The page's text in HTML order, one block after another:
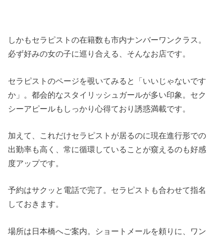
しかもセラピストの在籍数も市内ナンバーワンクラス。
必ず好みの女の子に巡り合える、そんなお店です。
セラピストのページを覗いてみると「いいじゃないです
か」。都会的なスタイリッシュガールが多い印象。セク
シーアピールもしっかり心得ており誘惑満載です。
加えて、これだけセラピストが居るのに現在進行形での
出勤率も高く、常に循環していることが窺えるのも好感
度アップです。
予約はサクッと電話で完了。セラピストも合わせて指名
しておきます。
場所は日本橋へご案内。ショートメールを頼りに、ワン